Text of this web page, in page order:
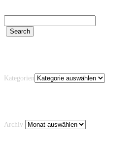
Kategorien
Archiv